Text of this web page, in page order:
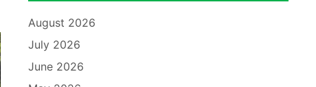
August 2026
July 2026
June 2026